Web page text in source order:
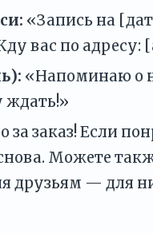
«Запись на
вас по адресу:
«Напоминаю о
ждать!»
за заказ! Если
Можете
друзьям — для